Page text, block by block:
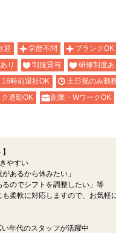
迎 学歴不問
ブランクOK
り 制服貸与
研修制度
16時前退社OK
土日祝のみ勤
通勤OK
副業・WワークOK
やすい
あるから休みたい」
るのでシフトを調整したい」等
柔軟に対応しますので、お気軽
年代のスタッフが活躍中